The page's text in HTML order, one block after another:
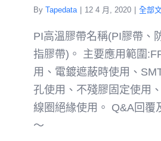
By Tapedata 12 4 月, 2020 全部
PI高溫膠帶名稱(PI膠帶、
指膠帶)。 主要應用範圍
用、電鍍遮蔽時使用、
孔使用、不殘膠固定使用
線圈絕緣使用。 Q&A回覆
～